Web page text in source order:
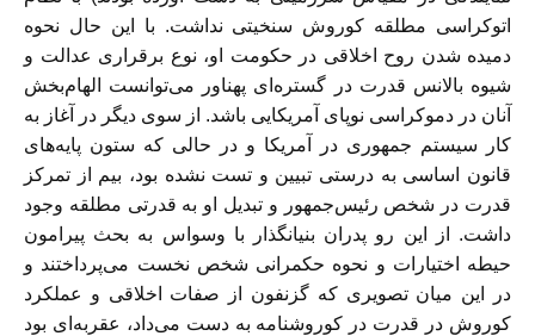
اتوکراسی مطلقه کوروش سنخیتی نداشت. با این حال نحوه
دمیده شدن روح اخلاقی در حکومت او، نوع برقراری عدالت و
شیوه بالانس قدرت در گستره‌‌ای پهناور می‌توانست الهام‌بخش
آنان در دموکراسی نوپای آمریکایی باشد. از سوی دیگر در آغاز به
کار سیستم جمهوری در آمریکا و در حالی که ستون پایه‌های
قانون اساسی به درستی تبیین و تست نشده بود، بیم از تمرکز
قدرت در شخص رئیس‌جمهور و تبدیل او به قدرتی مطلقه وجود
داشت. از این رو پدران بنیانگذار با وسواس به بحث پیرامون
حیطه اختیارات و نحوه حکمرانی شخص نخست می‌پرداختند و
در این میان تصویری که گزنفون از صفات اخلاقی و عملکرد
کوروش در قدرت در کوروشنامه به دست می‌داد، عقربه‌ای بود